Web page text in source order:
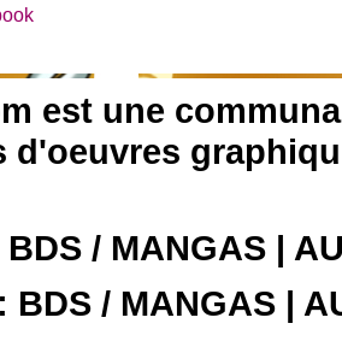
est une
d'oeuvres
BDS / MANGAS |
: BDS / MANGAS |